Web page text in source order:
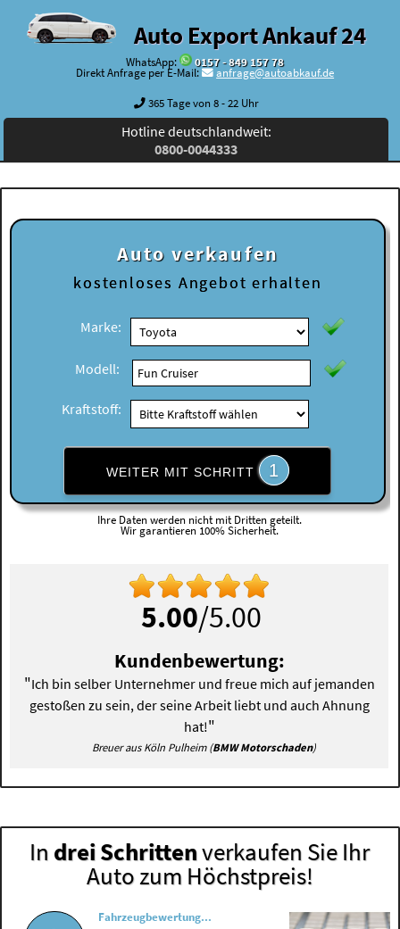
Auto Export Ankauf 24
WhatsApp:
0157 - 849 157 78
Direkt Anfrage per E-Mail:
anfrage@autoabkauf.de
365 Tage von 8 - 22 Uhr
Hotline deutschlandweit:
0800-0044333
Auto verkaufen
kostenloses Angebot erhalten
Marke:
Modell:
Kraftstoff:
WEITER MIT SCHRITT 1
Ihre Daten werden nicht mit Dritten geteilt.
Wir garantieren 100% Sicherheit.
5.00/5.00
Kundenbewertung:
"Ich bin selber Unternehmer und freue mich auf jemanden
gestoßen zu sein, der seine Arbeit liebt und auch Ahnung
hat!"
Breuer aus Köln Pulheim (BMW Motorschaden)
In drei Schrittenverkaufen Sie Ihr
Auto zum Höchstpreis!
Fahrzeugbewertung...